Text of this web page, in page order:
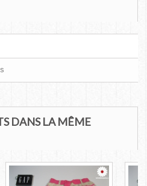
DANS LA MÊME